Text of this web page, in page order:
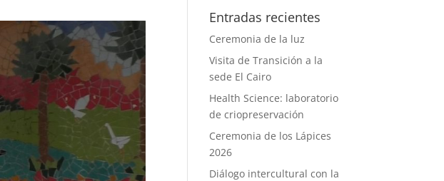
Entradas recientes
Ceremonia de la luz
Visita de Transición a la
sede El Cairo
Health Science: laboratorio
de criopreservación
Ceremonia de los Lápices
2026
Diálogo intercultural con la